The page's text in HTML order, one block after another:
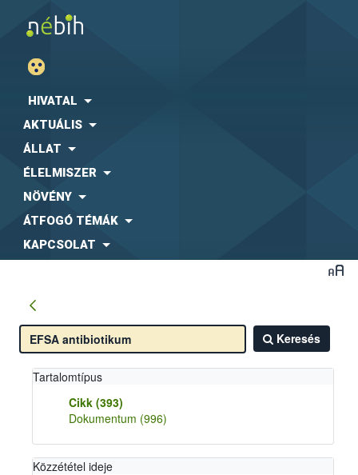
HIVATAL
AKTUÁLIS
ÁLLAT
ÉLELMISZER
NÖVÉNY
ÁTFOGÓ TÉMÁK
KAPCSOLAT
Keresés
Tartalomtípus
Cikk (393)
Dokumentum (996)
Közzététel ideje